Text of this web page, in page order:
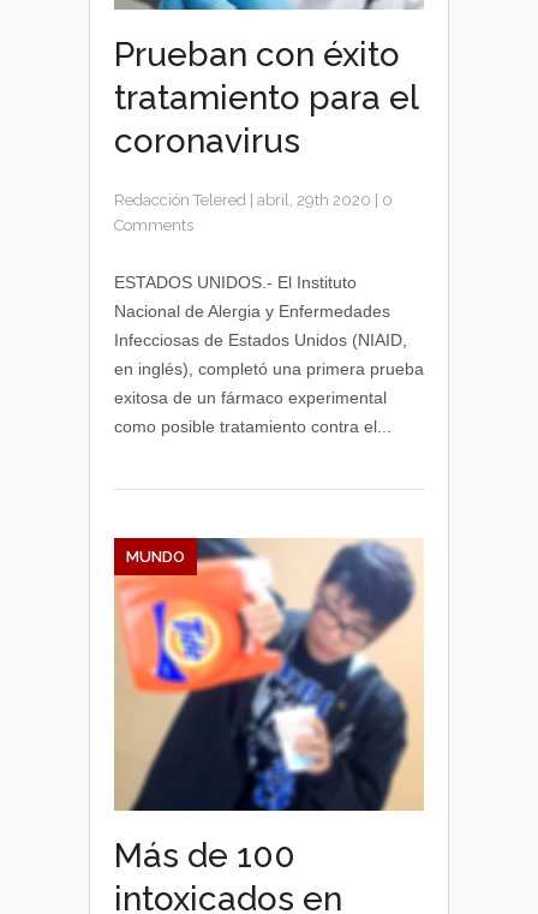
Prueban con éxito
tratamiento para el
coronavirus
Redacción Telered abril, 29th 2020
0
Comments
ESTADOS UNIDOS.- El Instituto
Nacional de Alergia y Enfermedades
Infecciosas de Estados Unidos (NIAID,
en inglés), completó una primera prueba
exitosa de un fármaco experimental
como posible tratamiento contra el...
MUNDO
Más de 100
intoxicados en